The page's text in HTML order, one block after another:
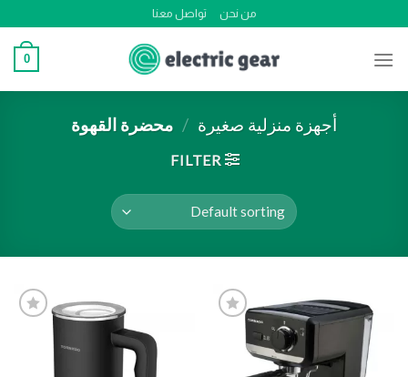
to
content
من نحن تواصل معنا
0
أجهزة منزلية صغيرة / محضرة القهوة
FILTER